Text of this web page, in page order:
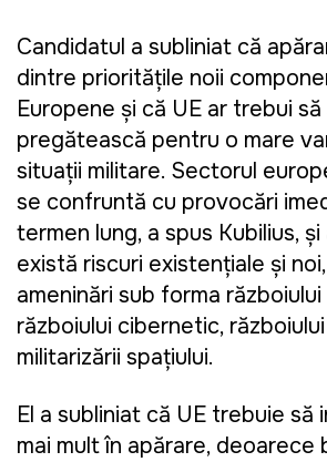
Candidatul a subliniat că
dintre prioritățile noii
Europene și că UE ar trebui să
pregătească pentru o mare
situații militare. Sectorul
se confruntă cu provocări
termen lung, a spus Kubilius,
există riscuri existențiale și
amenințări sub forma
războiului cibernetic,
militarizării spațiului.
El a subliniat că UE trebuie să
mai mult în apărare, deoarece